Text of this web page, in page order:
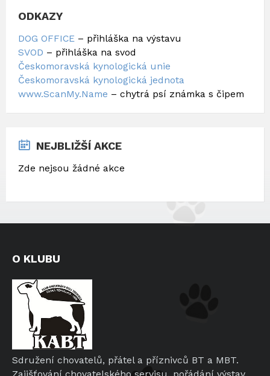
ODKAZY
DOG OFFICE – přihláška na výstavu
SVOD – přihláška na svod
Českomoravská kynologická unie
Českomoravská kynologická jednota
www.ScanMy.Name – chytrá psí známka s čipem
NEJBLIŽŠÍ AKCE
Zde nejsou žádné akce
O KLUBU
Sdružení chovatelů, přátel a příznivců BT a MBT.
Zajišťování chovatelského servisu, pořádání výstav